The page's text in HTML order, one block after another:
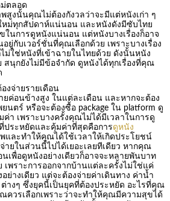
ม่ตลอด
สูงนั้นคุณไม่ต้องกังวลว่าจะมีแต่หนังเก่า ๆ
หม่ทุกสัปดาห์แน่นอน และหนังดังมีซับไทย
นการดูหนังแน่นอน แต่หนังบางเรื่องก็อาจ
ยู่กับเวอร์ชั่นที่คุณเลือกด้วย เพราะบางเรื่อง
ม่ใช่หนังที่เข้าฉายในไทยด้วย ดังนั้นหนัง
สนุกยังไม่มีข้อจำกัด ดูหนังได้ทุกเรื่องที่คุณ
งจ่ายรายเดือน
ค่อนข้างสูง ในแต่ละเดือน และหากจะต้อง
นตร์ หรือจะต้องซื้อ package ใน platform ดู
า เพราะบางครั้งคุณไม่ได้มีเวลาในการดู
ประหยัดและคุ้มค่าที่สุดคือการดูหนัง
และทำให้คุณได้ใช้เวลาให้เกิดประโยชน์
ายในส่วนนี้ไปได้เยอะเลยทีเดียว หากคุณ
เพื่อดูหนังอย่างเดียวก็อาจจะหลายพันบาท
พราะการออกจากบ้านแต่ละครั้งไม่ใช่แค่
ย่างเดียว แต่จะต้องจ่ายค่าเดินทาง ค่าน้ำ
างๆ ซึ่งยุคนี้เป็นยุคที่ต้องประหยัด อะไรที่คุณ
ควรเลือกเพราะว่าจะทำให้คุณมีความสุขได้